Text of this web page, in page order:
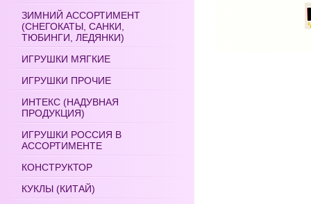
ЗИМНИЙ АССОРТИМЕНТ
(СНЕГОКАТЫ, САНКИ,
ТЮБИНГИ, ЛЕДЯНКИ)
ИГРУШКИ МЯГКИЕ
ИГРУШКИ ПРОЧИЕ
ИНТЕКС (НАДУВНАЯ
ПРОДУКЦИЯ)
ИГРУШКИ РОССИЯ В
АССОРТИМЕНТЕ
КОНСТРУКТОР
КУКЛЫ (КИТАЙ)